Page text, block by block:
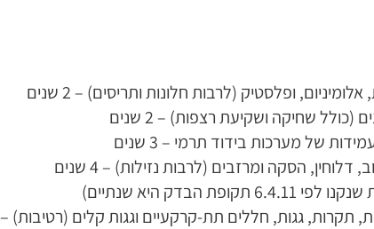
ופלסטיק (לרבות חלונות ותריסים) – 2 שנים
(כולל שחיקה ושקיעת רצפות) – 2 שנים
של מערכות בידוד תרמי – 3 שנים
הסקה ומרזבים (לרבות נזילות) – 4 שנים
תקופת הבדק היא שנתיים)
תקרות, גגות, חללים תת-קרקעיים וגגות קלים (רטיבות) – 4 שנים